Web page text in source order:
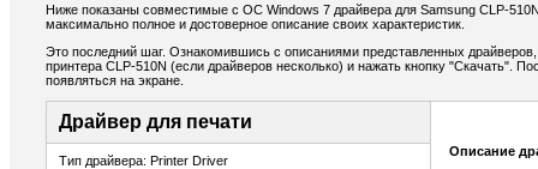
Ниже показаны совместимые с ОС Windows 7 драйвера для Samsung CLP-
максимально полное и достоверное описание своих характеристик.
Это последний шаг. Ознакомившись с описаниями представленных
принтера CLP-510N (если драйверов несколько) и нажать кнопку "Скачать".
появляться на экране.
Драйвер для печати
Тип драйвера: Printer Driver
Описание